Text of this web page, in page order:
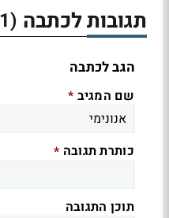
תגובות לכתבה (1)
הגב לכתבה
שם המגיב *
כותרת תגובה *
תוכן התגובה